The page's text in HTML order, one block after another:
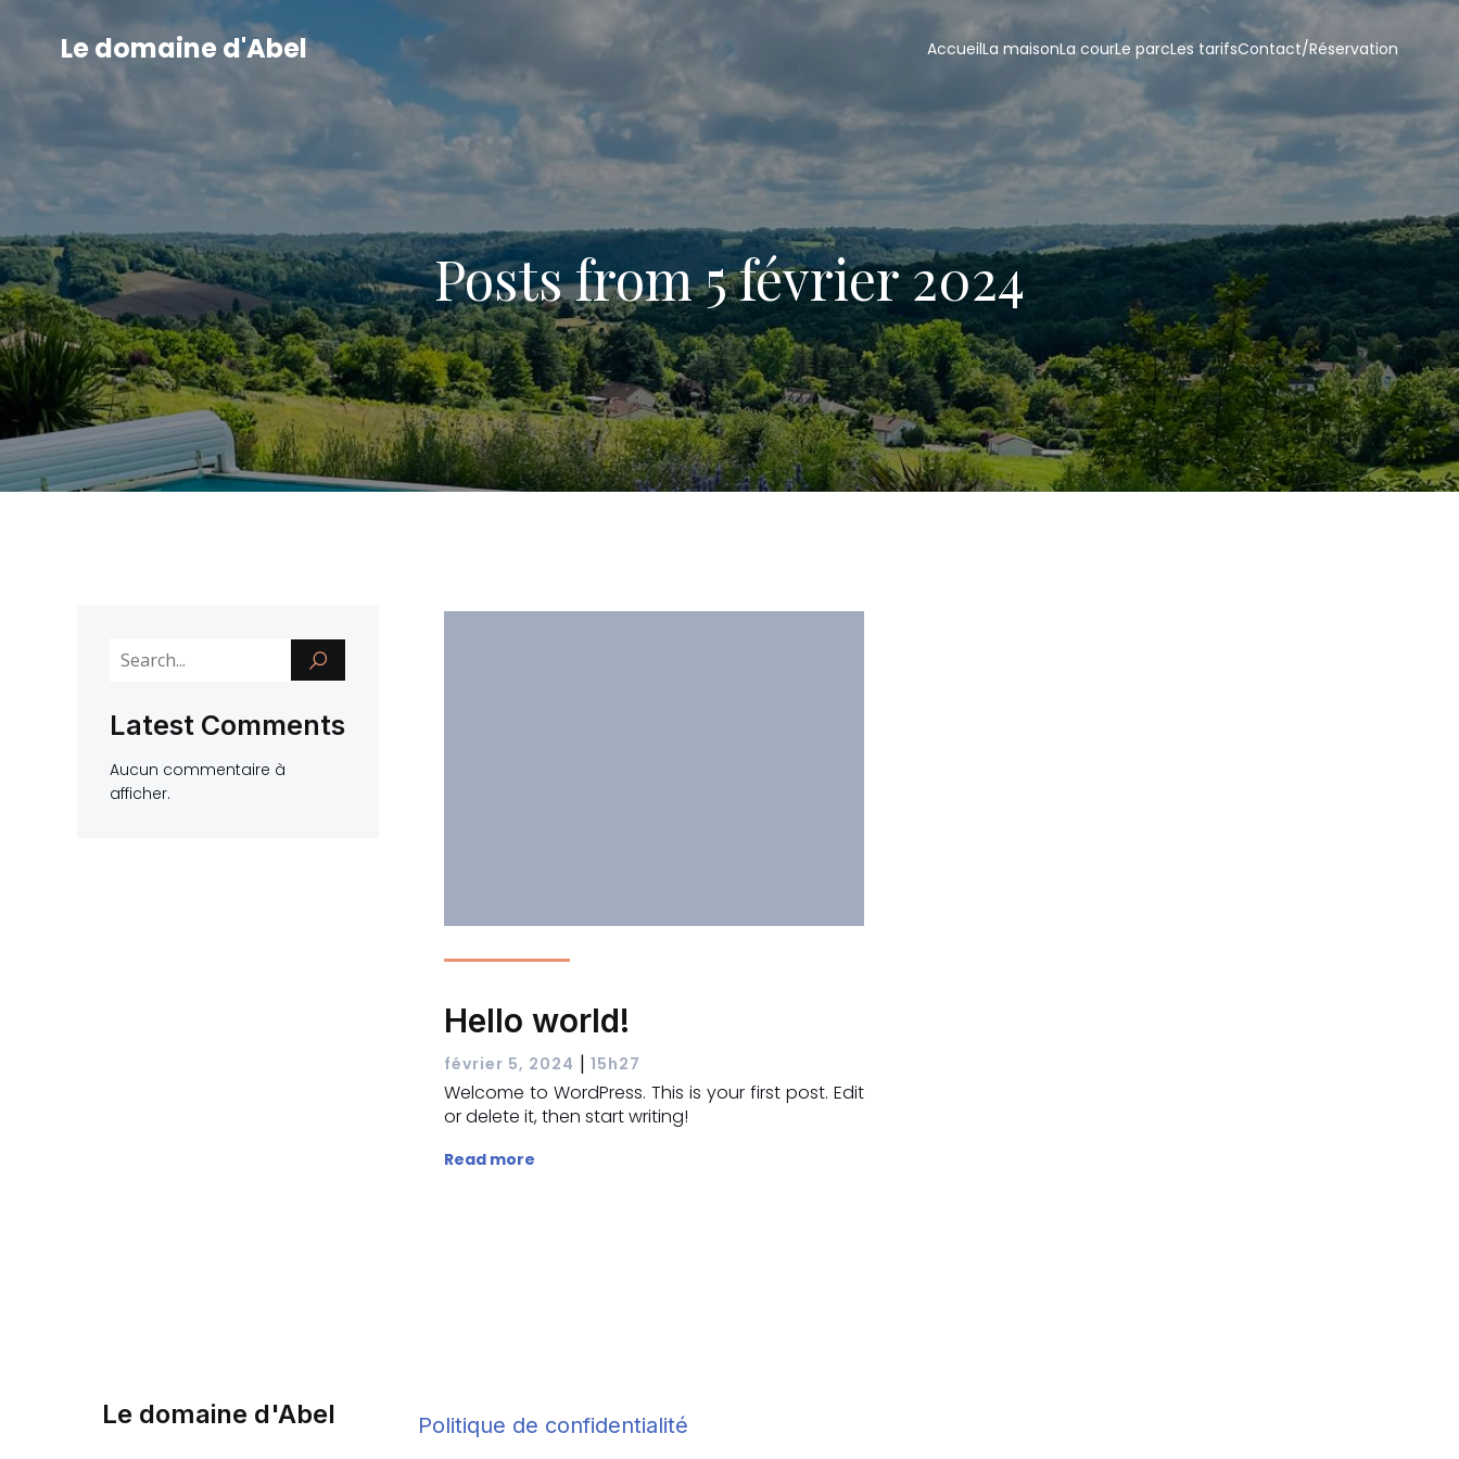
Le domaine d'Abel AccueilLa maisonLa courLe parcLes tarifsContact/Réservation
Posts from 5 février 2024
Latest Comments
Aucun commentaire à
afficher.
Hello world!
février 5, 2024 | 15h27
Welcome to WordPress. This is your first post. Edit
or delete it, then start writing!
Read more
Le domaine d'Abel Politique de confidentialité